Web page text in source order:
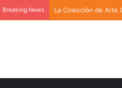
Breaking News La Colección de Arte